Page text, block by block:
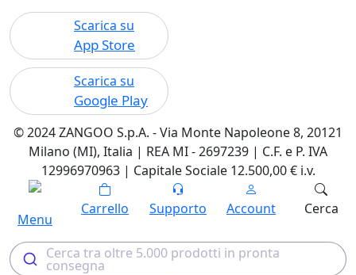
Scarica su
App Store
Scarica su
Google Play
© 2024 ZANGOO S.p.A. - Via Monte Napoleone 8, 20121
Milano (MI), Italia | REA MI - 2697239 | C.F. e P. IVA
12996970963 | Capitale Sociale 12.500,00 € i.v.
Menu
Carrello Supporto Account Cerca
Cerca tra oltre 5.000 prodotti in pronta
consegna